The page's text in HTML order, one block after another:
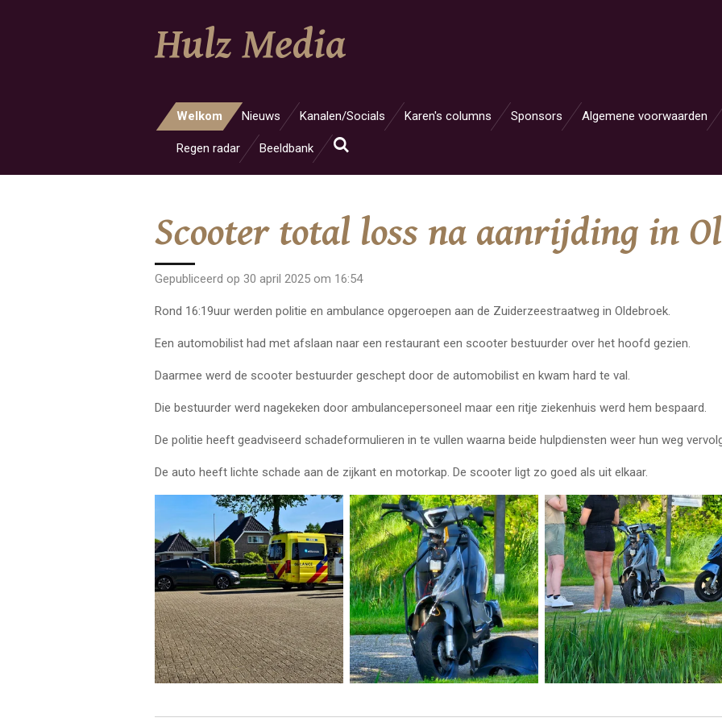
Hulz Media
Welkom Nieuws Kanalen/Socials Karen's columns Sponsors Algemene voorwaarden
Regen radar Beeldbank
Scooter total loss na aanrijding in
Gepubliceerd op 30 april 2025 om 16:54
Rond 16:19uur werden politie en ambulance opgeroepen aan de Zuiderzeestraatweg in Oldebroek.
Een automobilist had met afslaan naar een restaurant een scooter bestuurder over het hoofd gezien.
Daarmee werd de scooter bestuurder geschept door de automobilist en kwam hard te val.
Die bestuurder werd nagekeken door ambulancepersoneel maar een ritje ziekenhuis werd hem bespaard.
De politie heeft geadviseerd schadeformulieren in te vullen waarna beide hulpdiensten weer hun weg
De auto heeft lichte schade aan de zijkant en motorkap. De scooter ligt zo goed als uit elkaar.